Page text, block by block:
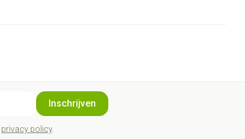
Inschrijven
privacy policy.